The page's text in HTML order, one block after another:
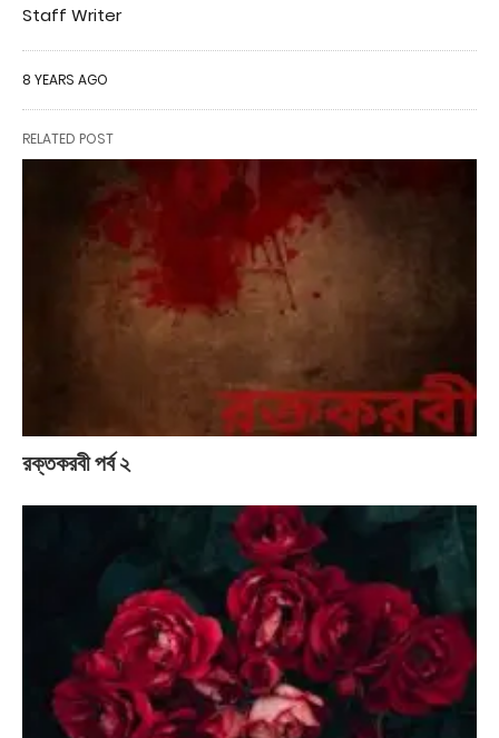
Staff Writer
8 YEARS AGO
RELATED POST
রক্তকরবী পর্ব ২